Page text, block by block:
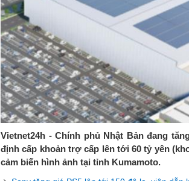
Vietnet24h - Chính phủ Nhật Bản đang
định cấp khoản trợ cấp lên tới 60 tỷ yên
cảm biến hình ảnh tại tỉnh Kumamoto.